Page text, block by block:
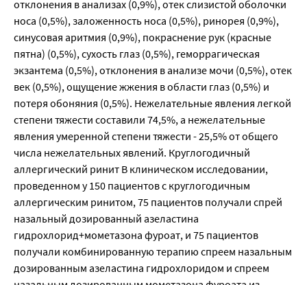
отклонения в анализах (0,9%), отек слизистой оболочки
носа (0,5%), заложенность носа (0,5%), ринорея (0,9%),
синусовая аритмия (0,9%), покраснение рук (красные
пятна) (0,5%), сухость глаз (0,5%), геморрагическая
экзантема (0,5%), отклонения в анализе мочи (0,5%), отек
век (0,5%), ощущение жжения в области глаз (0,5%) и
потеря обоняния (0,5%). Нежелательные явления легкой
степени тяжести составили 74,5%, а нежелательные
явления умеренной степени тяжести - 25,5% от общего
числа нежелательных явлений. Круглогодичный
аллергический ринит В клиническом исследовании,
проведенном у 150 пациентов с круглогодичным
аллергическим ринитом, 75 пациентов получали спрей
назальный дозированный азеластина
гидрохлорид+мометазона фуроат, и 75 пациентов
получали комбинированную терапию спреем назальным
дозированным азеластина гидрохлоридом и спреем